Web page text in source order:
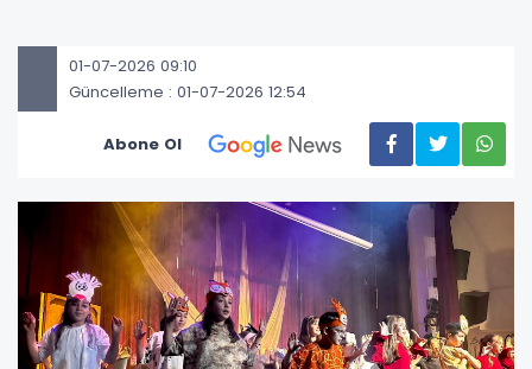
01-07-2026 09:10
Güncelleme : 01-07-2026 12:54
Abone Ol